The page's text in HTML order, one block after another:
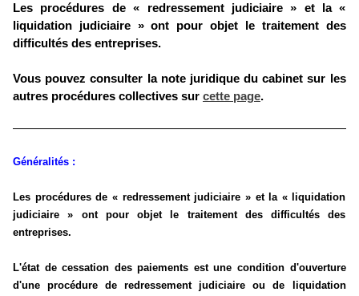
Les procédures de « redressement judiciaire » et la «
liquidation judiciaire » ont pour objet le traitement des
difficultés des entreprises.
Vous pouvez consulter la note juridique du cabinet sur les
autres procédures collectives sur cette page.
Généralités :
Les procédures de « redressement judiciaire » et la « liquidation
judiciaire » ont pour objet le traitement des difficultés des
entreprises.
L'état de cessation des paiements est une condition d'ouverture
d'une procédure de redressement judiciaire ou de liquidation